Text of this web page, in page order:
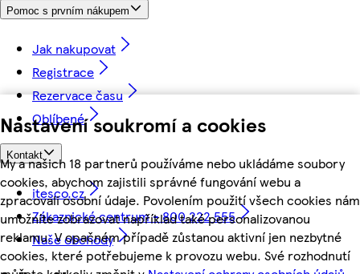
Nastavení soukromí a cookies
My a našich 18 partnerů používáme nebo ukládáme soubory
cookies, abychom zajistili správné fungování webu a
zpracovali osobní údaje. Povolením použití všech cookies nám
umožníte zobrazovat například také personalizovanou
reklamu. V opačném případě zůstanou aktivní jen nezbytné
cookies, které potřebujeme k provozu webu. Své rozhodnutí
Pomoc s prvním nákupem
Jak nakupovat
Registrace
Rezervace času
Oblíbené
Kontakt
itesco.cz
Zákaznické centrum - 800 222 555
Naše obchody